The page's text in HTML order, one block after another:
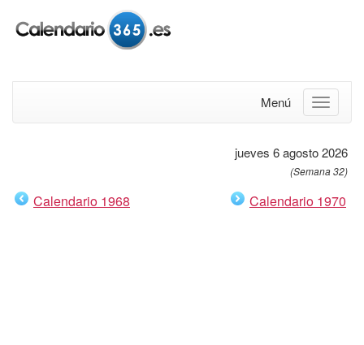
Menú
jueves 6 agosto 2026
(Semana 32)
Calendario 1968 Calendario 1970